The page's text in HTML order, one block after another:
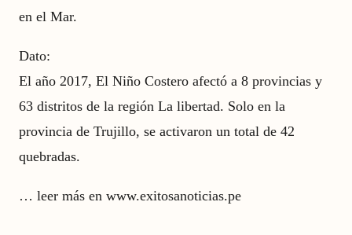
en el Mar.
Dato:
El año 2017, El Niño Costero afectó a 8 provincias y
63 distritos de la región La libertad. Solo en la
provincia de Trujillo, se activaron un total de 42
quebradas.
… leer más en www.exitosanoticias.pe